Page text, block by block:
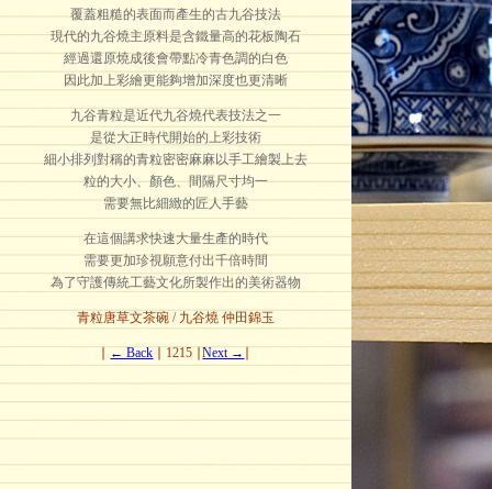
覆蓋粗糙的表面而產生的古九谷技法
現代的九谷燒主原料是含鐵量高的花板陶石
經過還原燒成後會帶點冷青色調的白色
因此加上彩繪更能夠增加深度也更清晰
九谷青粒是近代九谷燒代表技法之一
是從大正時代開始的上彩技術
細小排列對稱的青粒密密麻麻以手工繪製上去
粒的大小、顏色、間隔尺寸均一
需要無比細緻的匠人手藝
在這個講求快速大量生產的時代
需要更加珍視願意付出千倍時間
為了守護傳統工藝文化所製作出的美術器物
青粒唐草文茶碗 / 九谷燒 仲田錦玉
← Back ∣ 1215 ∣Next →